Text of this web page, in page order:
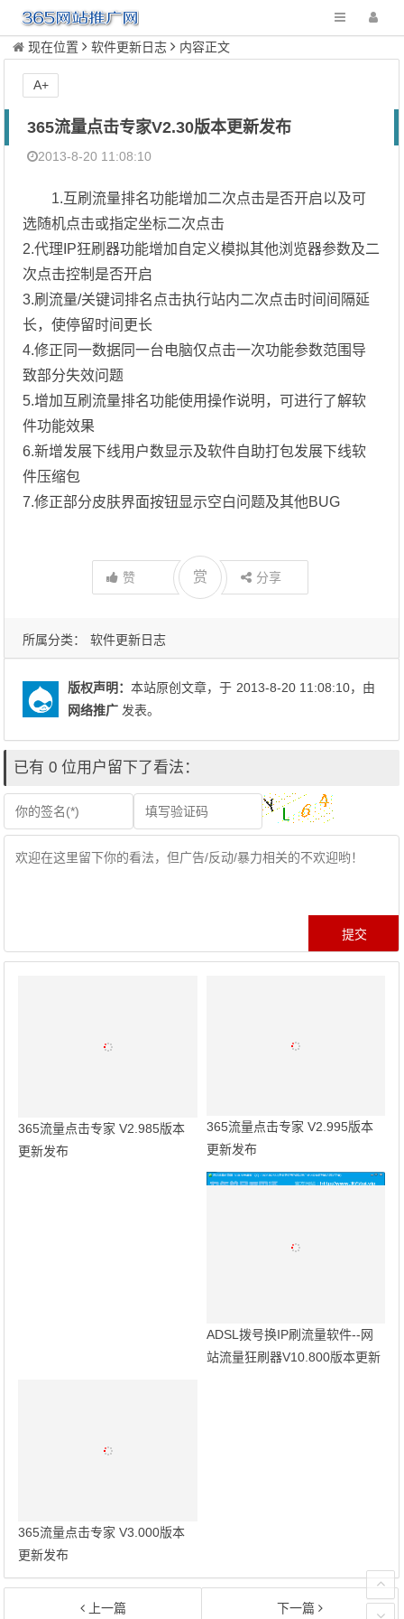
现在位置 软件更新日志 内容正文
365流量点击专家V2.30版本更新发布
2013-8-20 11:08:10
1.互刷流量排名功能增加二次点击是否开启以及可
选随机点击或指定坐标二次点击
2.代理IP狂刷器功能增加自定义模拟其他浏览器参数及二
次点击控制是否开启
3.刷流量/关键词排名点击执行站内二次点击时间间隔延
长，使停留时间更长
4.修正同一数据同一台电脑仅点击一次功能参数范围导
致部分失效问题
5.增加互刷流量排名功能使用操作说明，可进行了解软
件功能效果
6.新增发展下线用户数显示及软件自助打包发展下线软
件压缩包
7.修正部分皮肤界面按钮显示空白问题及其他BUG
赞 赏 分享
A+
所属分类： 软件更新日志
版权声明：本站原创文章，于 2013-8-20 11:08:10，由
网络推广 发表。
已有 0 位用户留下了看法：
365流量点击专家 V2.985版本
更新发布
365流量点击专家 V2.995版本
更新发布
ADSL拨号换IP刷流量软件--网
站流量狂刷器V10.800版本更新
365流量点击专家 V3.000版本
更新发布
上一篇 下一篇